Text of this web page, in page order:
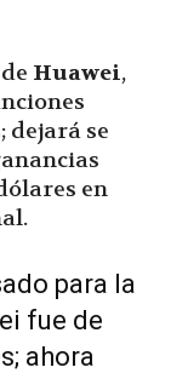
Huawei,
dejará se
en
para la
fue de
ahora